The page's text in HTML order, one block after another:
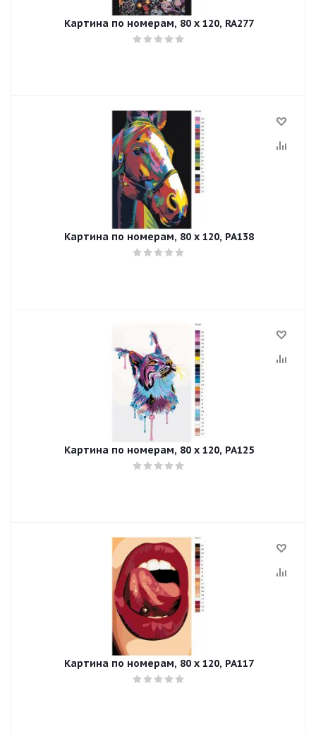
Картина по номерам, 80 x 120, RA277
Картина по номерам, 80 x 120, PA138
Картина по номерам, 80 x 120, PA125
Картина по номерам, 80 x 120, PA117